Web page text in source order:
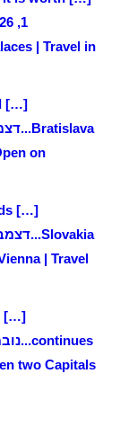
| Travel in
Bratislava...
on
Slovakia...
| Travel
continues...
two Capitals